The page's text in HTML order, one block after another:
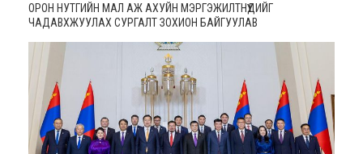
ОРОН НУТГИЙН МАЛ АЖ АХУЙН МЭРГЭЖИЛТНҮҮДИЙГ
ЧАДАВХЖУУЛАХ СУРГАЛТ ЗОХИОН БАЙГУУЛАВ